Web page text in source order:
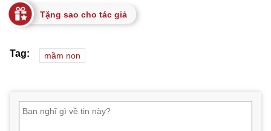
Tặng sao cho tác giả
Tag: mầm non